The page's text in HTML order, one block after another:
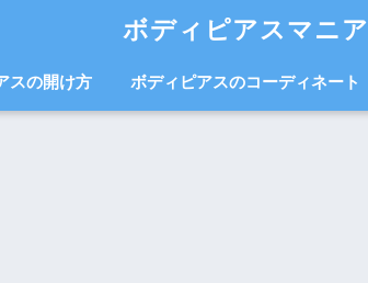
ボディピアスマニア
スの開け方 ボディピアスのコーディネート